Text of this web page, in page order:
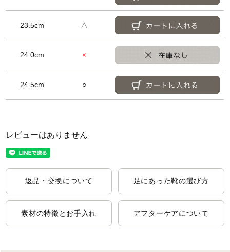
23.5cm △
24.0cm ×
24.5cm ○
レビューはありません
返品・交換について 足にあった靴の選び方
素材の特徴とお手入れ アフターケアについて